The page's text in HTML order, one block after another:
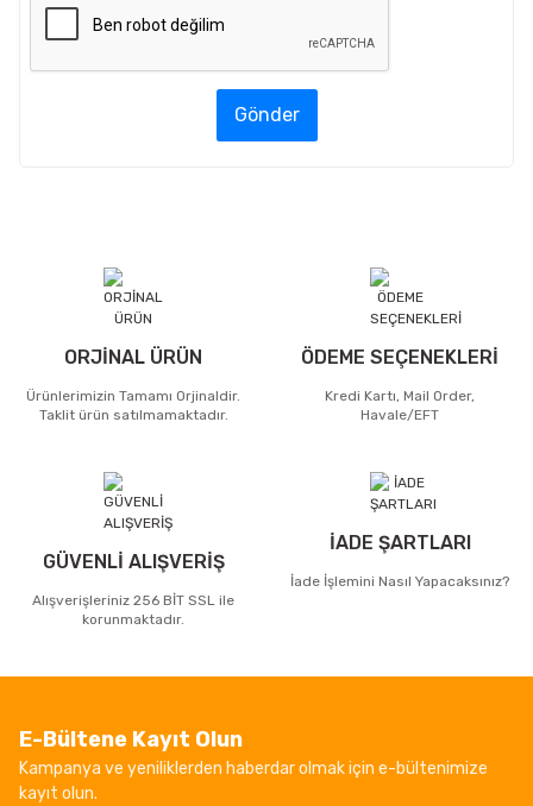
Gönder
ORJİNAL ÜRÜN
Ürünlerimizin Tamamı Orjinaldir.
Taklit ürün satılmamaktadır.
ÖDEME SEÇENEKLERİ
Kredi Kartı, Mail Order,
Havale/EFT
GÜVENLİ ALIŞVERİŞ
Alışverişleriniz 256 BİT SSL ile
korunmaktadır.
İADE ŞARTLARI
İade İşlemini Nasıl Yapacaksınız?
E-Bültene Kayıt Olun
Kampanya ve yeniliklerden haberdar olmak için e-bültenimize
kayıt olun.